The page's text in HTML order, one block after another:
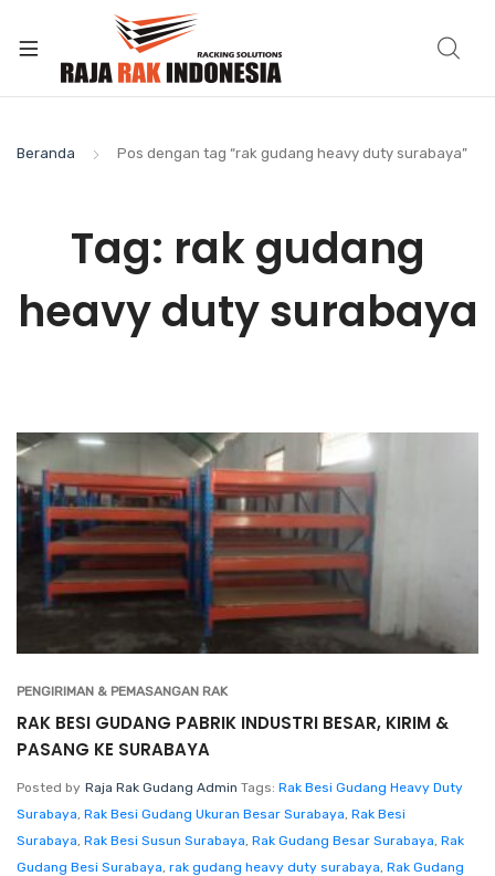
Beranda Pos dengan tag “rak gudang heavy duty surabaya”
Tag: rak gudang
heavy duty surabaya
PENGIRIMAN & PEMASANGAN RAK
RAK BESI GUDANG PABRIK INDUSTRI BESAR, KIRIM &
PASANG KE SURABAYA
Posted by Raja Rak Gudang Admin Tags: Rak Besi Gudang Heavy Duty
Surabaya, Rak Besi Gudang Ukuran Besar Surabaya, Rak Besi
Surabaya, Rak Besi Susun Surabaya, Rak Gudang Besar Surabaya, Rak
Gudang Besi Surabaya, rak gudang heavy duty surabaya, Rak Gudang